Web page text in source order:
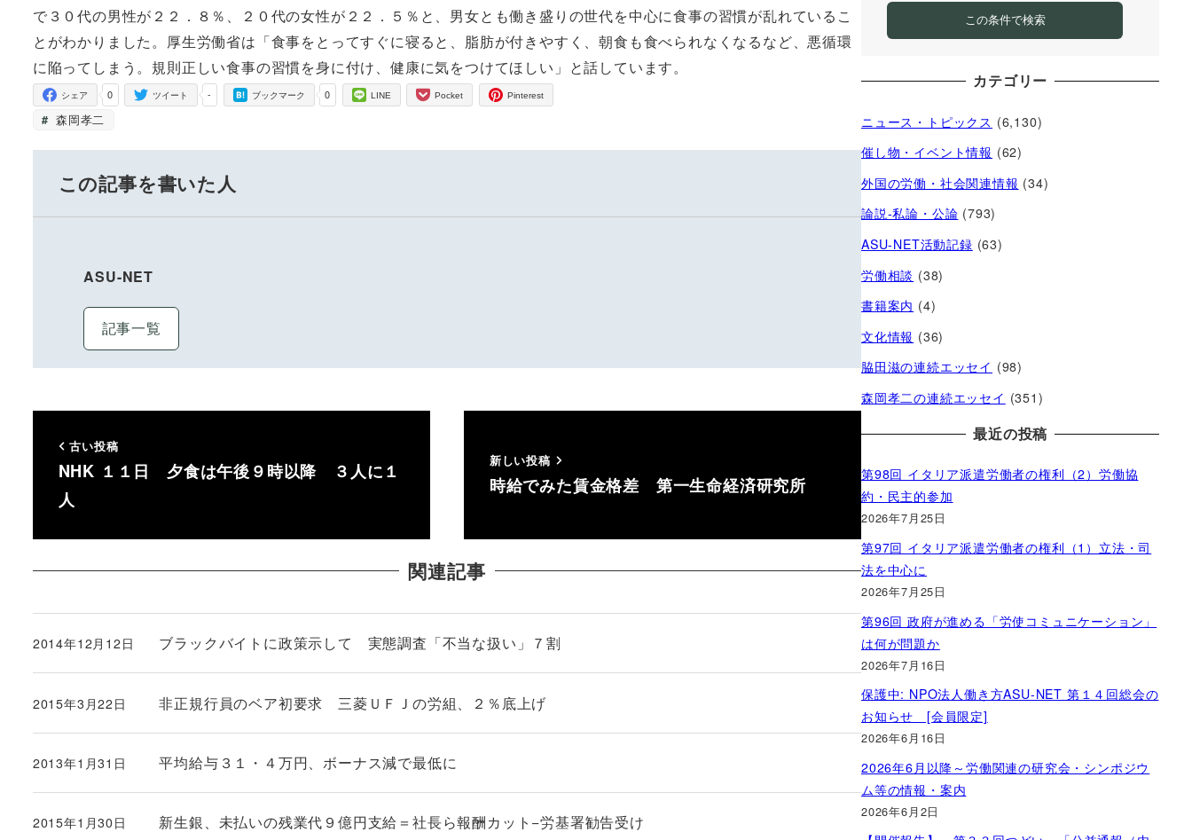
で３０代の男性が２２．８％、２０代の女性が２２．５％と、男女とも働き盛りの世代を中心に食事の習慣が乱れているこ
とがわかりました。厚生労働省は「食事をとってすぐに寝ると、脂肪が付きやすく、朝食も食べられなくなるなど、悪循環
に陥ってしまう。規則正しい食事の習慣を身に付け、健康に気をつけてほしい」と話しています。
0
シェア -
ツイート 0
ブックマーク LINE Pocket Pinterest
森岡孝二
この記事を書いた人
ASU-NET
記事一覧
古い投稿
NHK １１日 夕食は午後９時以降 ３人に１
人
新しい投稿
時給でみた賃金格差 第一生命経済研究所
関連記事
ブラックバイトに政策示して 実態調査「不当な扱い」７割
投稿日
2014年12月12日
非正規行員のベア初要求 三菱ＵＦＪの労組、２％底上げ
投稿日
2015年3月22日
平均給与３１・４万円、ボーナス減で最低に
投稿日
2013年1月31日
新生銀、未払いの残業代９億円支給＝社長ら報酬カット−労基署勧告受け
投稿日
2015年1月30日
この条件で検索
カテゴリー
ニュース・トピックス (6,130)
催し物・イベント情報 (62)
外国の労働・社会関連情報 (34)
論説-私論・公論 (793)
ASU-NET活動記録 (63)
労働相談 (38)
書籍案内 (4)
文化情報 (36)
脇田滋の連続エッセイ (98)
森岡孝二の連続エッセイ (351)
最近の投稿
第98回 イタリア派遣労働者の権利（2）労働協
約・民主的参加
2026年7月25日
第97回 イタリア派遣労働者の権利（1）立法・司
法を中心に
2026年7月25日
第96回 政府が進める「労使コミュニケーション」
は何が問題か
2026年7月16日
保護中: NPO法人働き方ASU-NET 第１４回総会の
お知らせ [会員限定]
2026年6月16日
2026年6月以降～労働関連の研究会・シンポジウ
ム等の情報・案内
2026年6月2日